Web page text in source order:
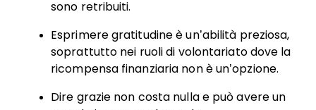
sono retribuiti.
Esprimere gratitudine è un’abilità preziosa,
soprattutto nei ruoli di volontariato dove la
ricompensa finanziaria non è un’opzione.
Dire grazie non costa nulla e può avere un